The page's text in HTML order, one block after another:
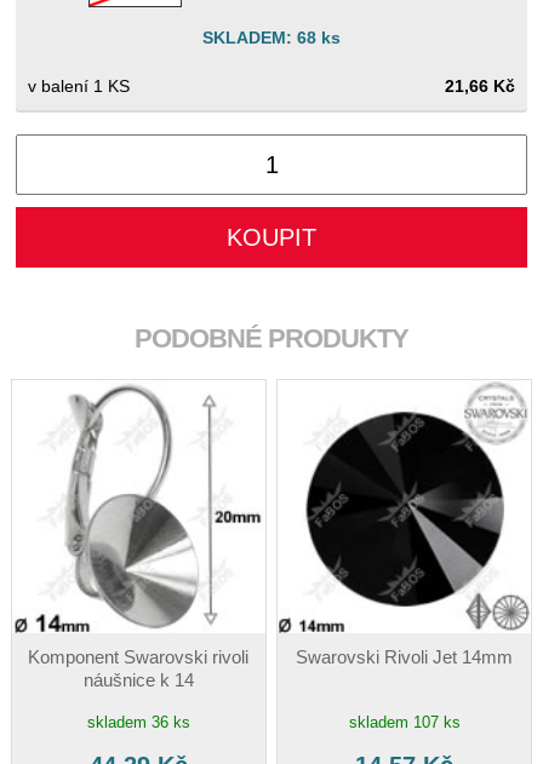
SKLADEM: 68 ks
1 KS 21,66 Kč
PODOBNÉ PRODUKTY
Komponent Swarovski rivoli
náušnice k 14
skladem 36 ks
Swarovski Rivoli Jet 14mm
skladem 107 ks